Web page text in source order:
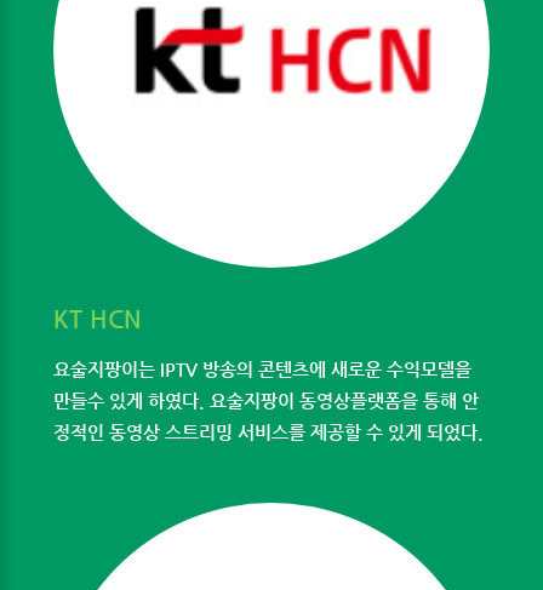
KT HCN
요술지팡이는 IPTV 방송의 콘텐츠에 새로운 수익모델을
만들수 있게 하였다. 요술지팡이 동영상플랫폼을 통해 안
정적인 동영상 스트리밍 서비스를 제공할 수 있게 되었다.